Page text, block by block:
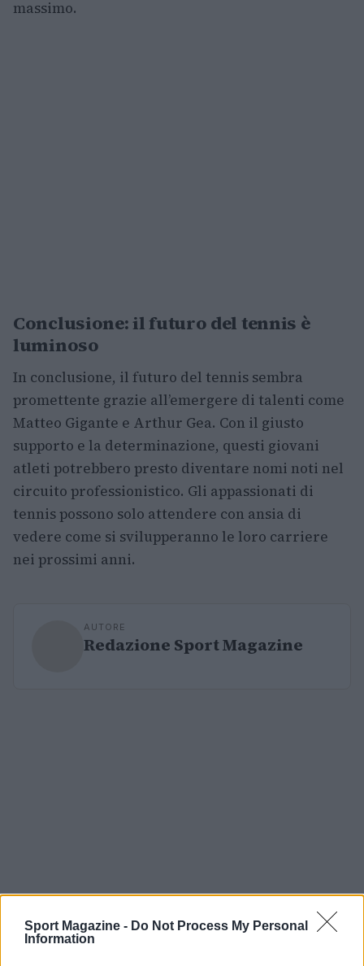
Sport Magazine - Do Not Process My Personal
Information
massimo.
Conclusione: il futuro del tennis è
luminoso
In conclusione, il futuro del tennis sembra
promettente grazie all’emergere di talenti come
Matteo Gigante e Arthur Gea. Con il giusto
supporto e la determinazione, questi giovani
atleti potrebbero presto diventare nomi noti nel
circuito professionistico. Gli appassionati di
tennis possono solo attendere con ansia di
vedere come si svilupperanno le loro carriere
nei prossimi anni.
AUTORE
Redazione Sport Magazine